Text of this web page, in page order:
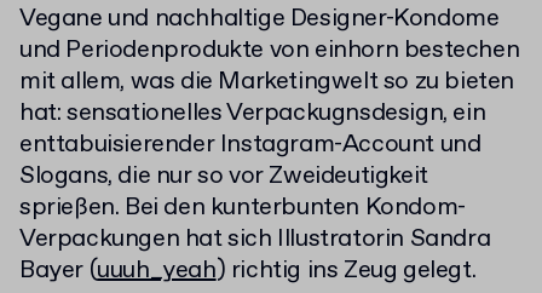
Vegane und nachhaltige Designer-Kondome
und Periodenprodukte von einhorn bestechen
mit allem, was die Marketingwelt so zu bieten
hat: sensationelles Verpackugnsdesign, ein
enttabuisierender Instagram-Account und
Slogans, die nur so vor Zweideutigkeit
sprießen. Bei den kunterbunten Kondom-
Verpackungen hat sich Illustratorin Sandra
Bayer (uuuh_yeah) richtig ins Zeug gelegt.